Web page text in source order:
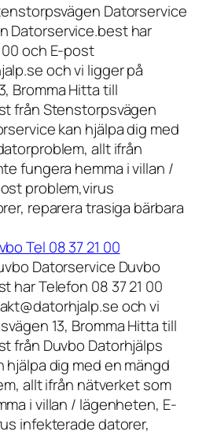
Datorservice
Datorservice.best har
00 och E-post
och vi ligger på
Bromma Hitta till
från Stenstorpsvägen
kan hjälpa dig med
allt ifrån
fungera hemma i villan /
problem,virus
reparera trasiga bärbara
Tel 08 37 21 00
Datorservice Duvbo
har Telefon 08 37 21 00
och vi
13, Bromma Hitta till
från Duvbo Datorhjälps
hjälpa dig med en mängd
allt ifrån nätverket som
i villan / lägenheten, E-
infekterade datorer,